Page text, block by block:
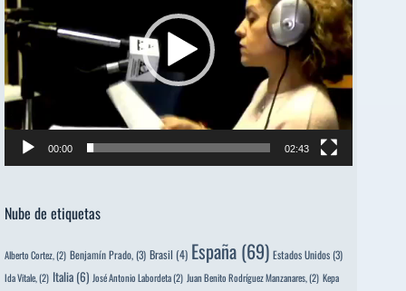
00:00 02:43
Nube de etiquetas
Alberto Cortez, (2) Benjamín Prado,(3) Brasil (4) España (69) Estados Unidos(3)
Ida Vitale, (2) Italia (6) José Antonio Labordeta(2) Juan Benito Rodríguez Manzanares, (2) Kepa